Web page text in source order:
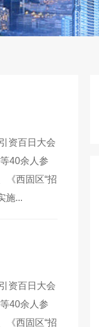
资百日大会
40余人参
《西固区“招
施...
资百日大会
40余人参
《西固区“招